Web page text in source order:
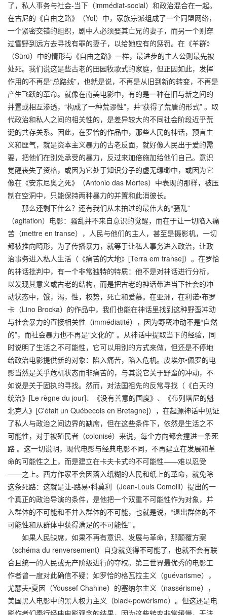
了，私人事务与社会-当下（immédiat-social）和政治混合在一起。
在古尼的《自由之路》（Yol）中，家族宗派组成了一个同盟网络，
一个紧密交错的组织，剧中人必须娶其亡兄的妻子，而另一个则穿
过雪野到远方去寻找有罪的妻子，以给她应有的惩罚。在《羊群》
（Sürü）中的情形与《自由之路》一样，最进步的主人公则最先被
处死。我们说这是些古老的田园牧歌式的家庭，但正因如此，发挥
作用的不再是“总路线”，也就是说，不再是从旧到新的转变，不再是
产生飞跃的革命。就像在南美电影中，有的是一种在旧与新之间的
并置或相互渗透，“构成了一种荒谬性”，并“获得了荒唐的形式” 。取
代政治和私人之间的相关性的，是差异较大的不同社会阶段近乎荒
诞的共存关系。因此，在罗恰的作品中，那些人民的神话，预言主
义和匪气，就是资本主义暴力的古老反面，就好像人民出于爱的需
要，把他们在别处承受的暴力，反过来加倍施加给他们自己。意识
觉醒丧失了资格，或因为它处于知识分子的虚无缥缈中，或因为它
像在《安东尼奥之死》（Antonio das Mortes）中表现的那样，被压
制在空洞中，只能保持两种暴力的并置和此消彼长。
那么还剩下什么？还有我们从未拍过的最伟大的“骚乱”
（agitation）电影：骚乱并不来自意识的觉醒，而在于让一切陷入痛
苦（mettre en transe），人民与他们的主人，甚至是摄影机，一切
都被推向畸形，为了传播暴力，就等于让私人事务进入政治，让政
治事务进入私人生活（《痛苦的大地》[Terra em transe]）。在罗恰
的神话批判中，有一个非常独特的特质：他不是对神话进行分析，
以发现其意义或古老的结构，而是把古老的神话带进当下社会的冲
动状态中，饿，渴，性，权势，死亡和爱慕。在亚洲，在利诺•布罗
卡（Lino Brocka）的作品中，我们也能在神话里找到这种野蛮冲动
与社会暴力的直接相关性（immédiatité），因为野蛮冲动不是“自然
的”，而社会暴力也不再是“文化的” 。从神话中提取当下的经验，同
时说明了生活之不可能性，它可以用别的方式来做，但还是不停地
给政治电影提供新的对象：陷入痛苦，陷入危机。皮埃尔•佩罗的电
影当然是关乎危机状态而非痛苦的，与其说它关于野蛮的冲动，不
如说是关于固执的寻找。然而，对法国祖先的反常寻找（《白天的
统治》[Le règne du jour]、《没有善意的国度》、《布列塔尼的魁
北克人》[C'était un Québecois en Bretagne]），在起源神话中见证
了私人与政治之间边界的缺席，但在这些条件下，依然是生活之不
可能性，对于被殖民者（colonisé）来说，每个方向都会撞进一条死
路 。这一切说明，现代电影与经典电影不同，不再建立在发展和革
命的可能性之上，而是建立在卡夫卡式的不可能性——难以忍受
——之上。西方作家不会因落入纸糊的人民和纸上的革命，就免除
这条死路：这就是让-路易•科莫利（Jean-Louis Comolli）提出的一
个真正的政治导演的条件，是他把一个双重不可能性作为对象，并
入群体的不可能和不并入群体的不可能，也就是说，“退出群体的不
可能性和从群体中获得满足的不可能性” 。
如果人民缺席，如果不再有意识、发展与革命，那颠覆方案
（schéma du renversement）自身就变得不可能了，也就不会有联
合且统一的人民或无产阶级进行的夺权。第三世界最优秀的电影工
作者曾一度对此确信不疑：如罗恰的格瓦拉主义（guévarisme），
尤瑟夫•夏因（Youssef Chahine）的塞纳尔主义（nassérisme），
美国黑人电影中的黑人权力主义（black-powérisme）。但这还是电
影作者们奉行经典电影观念的结果，因为这些转变非常缓慢，无法